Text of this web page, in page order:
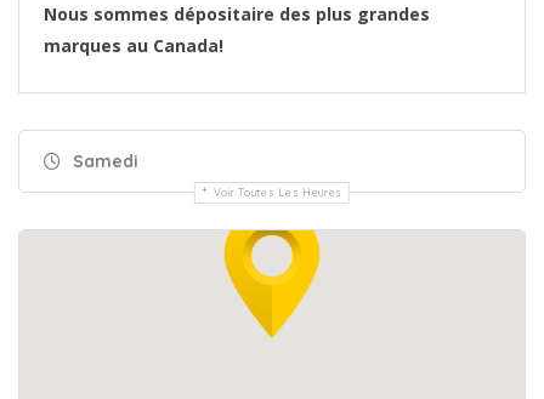
Nous sommes dépositaire des plus grandes
marques au Canada!
Samedi
Voir Toutes Les Heures